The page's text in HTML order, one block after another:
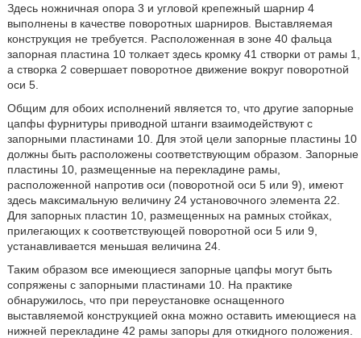
Здесь ножничная опора 3 и угловой крепежный шарнир 4
выполнены в качестве поворотных шарниров. Выставляемая
конструкция не требуется. Расположенная в зоне 40 фальца
запорная пластина 10 толкает здесь кромку 41 створки от рамы 1,
а створка 2 совершает поворотное движение вокруг поворотной
оси 5.
Общим для обоих исполнений является то, что другие запорные
цапфы фурнитуры приводной штанги взаимодействуют с
запорными пластинами 10. Для этой цели запорные пластины 10
должны быть расположены соответствующим образом. Запорные
пластины 10, размещенные на перекладине рамы,
расположенной напротив оси (поворотной оси 5 или 9), имеют
здесь максимальную величину 24 установочного элемента 22.
Для запорных пластин 10, размещенных на рамных стойках,
прилегающих к соответствующей поворотной оси 5 или 9,
устанавливается меньшая величина 24.
Таким образом все имеющиеся запорные цапфы могут быть
сопряжены с запорными пластинами 10. На практике
обнаружилось, что при переустановке оснащенного
выставляемой конструкцией окна можно оставить имеющиеся на
нижней перекладине 42 рамы запоры для откидного положения.